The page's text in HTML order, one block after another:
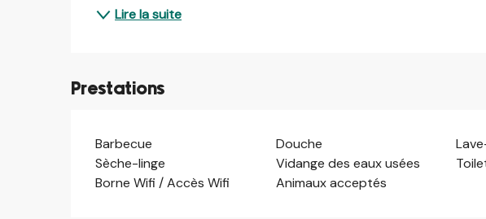
Lire la suite
Prestations
Barbecue Douche
Sèche-linge
Vidange des eaux usées
Borne Wifi / Accès Wifi
Animaux acceptés